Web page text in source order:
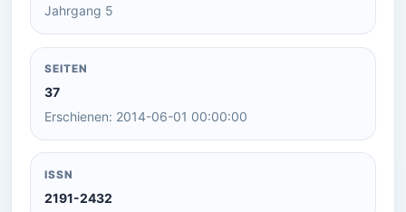
Jahrgang 5
SEITEN
37
Erschienen: 2014-06-01 00:00:00
ISSN
2191-2432